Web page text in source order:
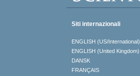
Siti internazionali
ENGLISH (US/International)
ENGLISH (United Kingdom)
DANSK
FRANÇAIS